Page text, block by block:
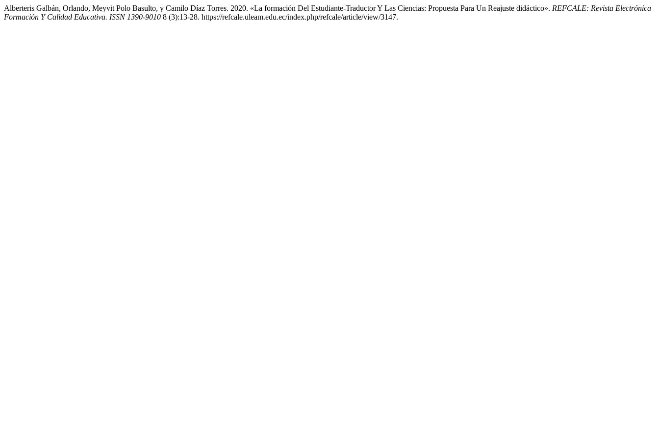
Alberteris Galbán, Orlando, Meyvit Polo Basulto, y Camilo Díaz Torres. 2020. «La formación Del Estudiante-Traductor Y Las Ciencias: Propuesta Para Un Reajuste didáctico». REFCALE: Revista Electrónica
Formación Y Calidad Educativa. ISSN 1390-9010 8 (3):13-28. https://refcale.uleam.edu.ec/index.php/refcale/article/view/3147.